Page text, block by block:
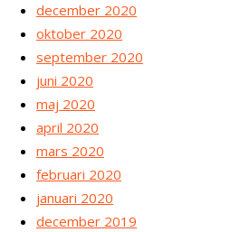
december 2020
oktober 2020
september 2020
juni 2020
maj 2020
april 2020
mars 2020
februari 2020
januari 2020
december 2019